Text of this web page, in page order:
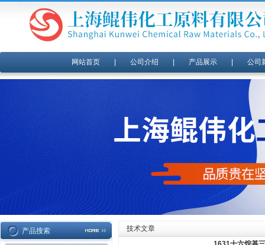
网站首页| 公司介绍 产品展示| 公司
产品搜索
技术文章